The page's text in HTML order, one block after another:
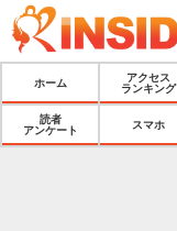
ホーム
アクセス
ランキング
読者
アンケート
スマホ